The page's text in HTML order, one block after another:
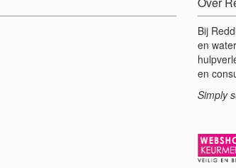
Bij
en
en
Simply